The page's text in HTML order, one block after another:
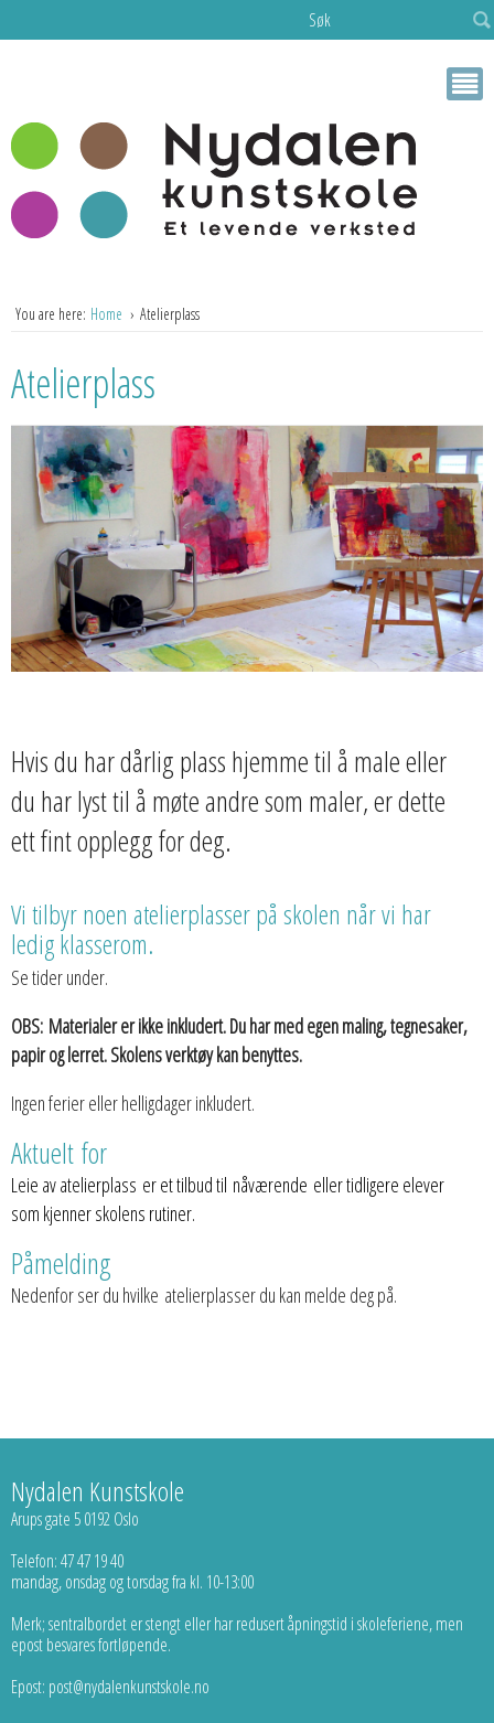
Søk
You are here: Home Atelierplass
Atelierplass
Hvis du har dårlig plass hjemme til å male eller
du har lyst til å møte andre som maler, er dette
ett fint opplegg for deg.
Vi tilbyr noen atelierplasser på skolen når vi har
ledig klasserom.
Se tider under.
OBS: Materialer er ikke inkludert. Du har med egen maling, tegnesaker,
papir og lerret. Skolens verktøy kan benyttes.
Ingen ferier eller helligdager inkludert.
Aktuelt for
Leie av atelierplass er et tilbud til nåværende eller tidligere elever
som kjenner skolens rutiner.
Påmelding
Nedenfor ser du hvilke atelierplasser du kan melde deg på.
Nydalen Kunstskole
Arups gate 5 0192 Oslo
Telefon: 47 47 19 40
mandag, onsdag og torsdag fra kl. 10-13:00
Merk; sentralbordet er stengt eller har redusert åpningstid i skoleferiene, men
epost besvares fortløpende.
Epost: post@nydalenkunstskole.no